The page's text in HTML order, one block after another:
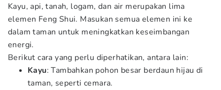
Kayu, api, tanah, logam, dan air merupakan lima
elemen Feng Shui. Masukan semua elemen ini ke
dalam taman untuk meningkatkan keseimbangan
energi.
Berikut cara yang perlu diperhatikan, antara lain:
Kayu: Tambahkan pohon besar berdaun hijau di
taman, seperti cemara.